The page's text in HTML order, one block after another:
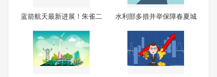
蓝箭航天最新进展！朱雀二
水利部多措并举保障春夏城